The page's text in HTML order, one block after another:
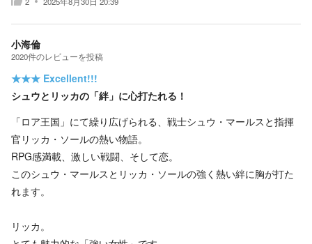
小海倫
2020件のレビューを投稿
★★★ Excellent!!!
シュウとリッカの「絆」に心打たれる！
「ロア王国」にて繰り広げられる、戦士シュウ・マールスと指揮
官リッカ・ソールの熱い物語。
RPG感満載、激しい戦闘、そして恋。
このシュウ・マールスとリッカ・ソールの強く熱い絆に胸が打た
れます。
リッカ。